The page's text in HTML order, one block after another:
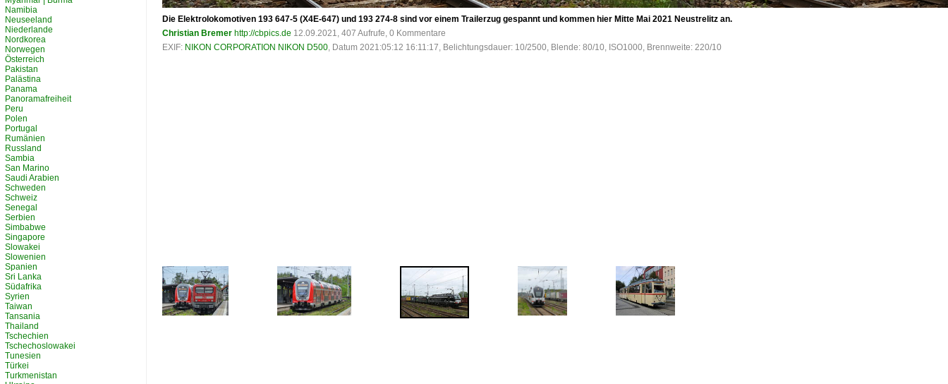
Die Elektrolokomotiven 193 647-5 (X4E-647) und 193 274-8 sind vor einem Trailerzug gespannt und kommen hier Mitte Mai 2021 Neustrelitz an.
Christian Bremer http://cbpics.de 12.09.2021, 407 Aufrufe, 0 Kommentare
EXIF: NIKON CORPORATION NIKON D500, Datum 2021:05:12 16:11:17, Belichtungsdauer: 10/2500, Blende: 80/10, ISO1000, Brennweite: 220/10
Namibia
Neuseeland
Niederlande
Nordkorea
Norwegen
Österreich
Pakistan
Palästina
Panama
Panoramafreiheit
Peru
Polen
Portugal
Rumänien
Russland
Sambia
San Marino
Saudi Arabien
Schweden
Schweiz
Senegal
Serbien
Simbabwe
Singapore
Slowakei
Slowenien
Spanien
Sri Lanka
Südafrika
Syrien
Taiwan
Tansania
Thailand
Tschechien
Tschechoslowakei
Tunesien
Türkei
Turkmenistan